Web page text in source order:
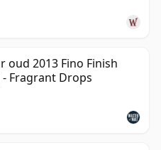
oud 2013 Fino Finish
- Fragrant Drops